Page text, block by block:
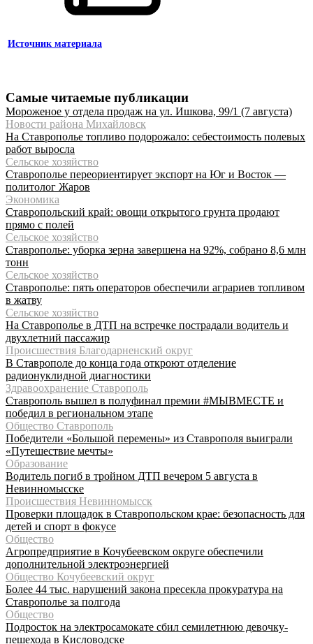
Источник материала
Самые читаемые публикации
Мороженое у отдела продаж на ул. Ишкова, 99/1 (7 августа)
Новости района Михайловск
На Ставрополье топливо подорожало: себестоимость полевых
работ выросла
Сельское хозяйство
Ставрополье переориентирует экспорт на Юг и Восток —
политолог Жаров
Экономика
Ставропольский край: овощи открытого грунта продают
прямо с полей
Сельское хозяйство
Ставрополье: уборка зерна завершена на 92%, собрано 8,6 млн
тонн
Сельское хозяйство
Ставрополье: пять операторов обеспечили аграриев топливом
в жатву
Сельское хозяйство
На Ставрополье в ДТП на встречке пострадали водитель и
двухлетний пассажир
Происшествия Благодарненский округ
В Ставрополе до конца года откроют отделение
радионуклидной диагностики
Здравоохранение Ставрополь
Ставрополь вышел в полуфинал премии #МЫВМЕСТЕ и
победил в региональном этапе
Общество Ставрополь
Победители «Большой перемены» из Ставрополя выиграли
«Путешествие мечты»
Образование
Водитель погиб в тройном ДТП вечером 5 августа в
Невинномысске
Происшествия Невинномысск
Проверки площадок в Ставропольском крае: безопасность для
детей и спорт в фокусе
Общество
Агропредприятие в Кочубеевском округе обеспечили
дополнительной электроэнергией
Общество Кочубеевский округ
Более 44 тыс. нарушений закона пресекла прокуратура на
Ставрополье за полгода
Общество
Подросток на электросамокате сбил семилетнюю девочку-
пешехода в Кисловодске